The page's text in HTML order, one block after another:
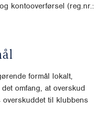
kontooverførsel (reg.nr.:
formål lokalt,
omfang, at overskud
overskuddet til klubbens